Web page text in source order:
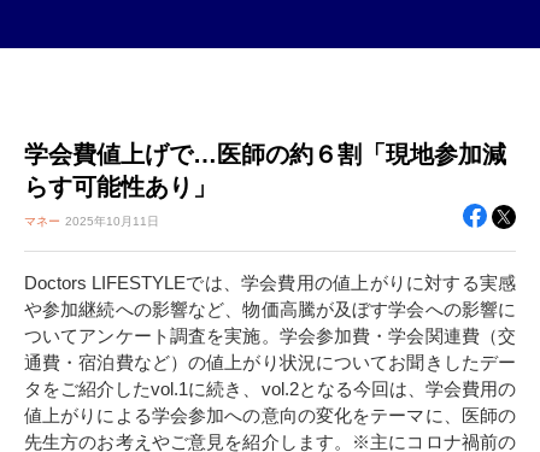
学会費値上げで…医師の約６割「現地参加減
らす可能性あり」
マネー 2025年10月11日
Doctors LIFESTYLEでは、学会費用の値上がりに対する実感
や参加継続への影響など、物価高騰が及ぼす学会への影響に
ついてアンケート調査を実施。学会参加費・学会関連費（交
通費・宿泊費など）の値上がり状況についてお聞きしたデー
タをご紹介したvol.1に続き、vol.2となる今回は、学会費用の
値上がりによる学会参加への意向の変化をテーマに、医師の
先生方のお考えやご意見を紹介します。※主にコロナ禍前の